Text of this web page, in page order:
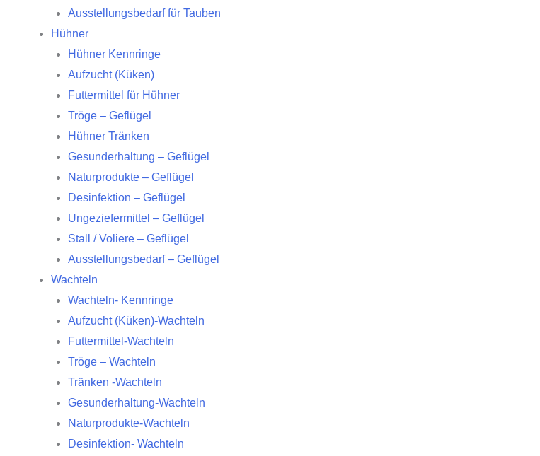
Ausstellungsbedarf für Tauben
Hühner
Hühner Kennringe
Aufzucht (Küken)
Futtermittel für Hühner
Tröge – Geflügel
Hühner Tränken
Gesunderhaltung – Geflügel
Naturprodukte – Geflügel
Desinfektion – Geflügel
Ungeziefermittel – Geflügel
Stall / Voliere – Geflügel
Ausstellungsbedarf – Geflügel
Wachteln
Wachteln- Kennringe
Aufzucht (Küken)-Wachteln
Futtermittel-Wachteln
Tröge – Wachteln
Tränken -Wachteln
Gesunderhaltung-Wachteln
Naturprodukte-Wachteln
Desinfektion- Wachteln